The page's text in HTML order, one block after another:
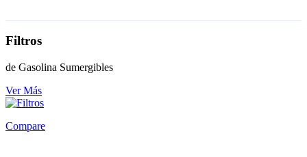
Filtros
de Gasolina Sumergibles
Ver Más
Compare